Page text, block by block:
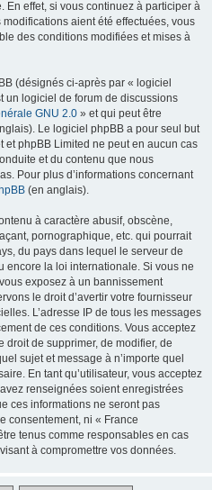
En effet, si vous continuez à participer à
aient été effectuées, vous
des conditions modifiées et mises à
(désignés ci-après par « logiciel
un logiciel de forum de discussions
GNU 2.0 » et qui peut être
Le logiciel phpBB a pour seul but
phpBB Limited ne peut en aucun cas
et du contenu que nous
Pour plus d’informations concernant
(en anglais).
à caractère abusif, obscène,
pornographique, etc. qui pourrait
du pays dans lequel le serveur de
encore la loi internationale. Si vous ne
exposez à un bannissement
le droit d’avertir votre fournisseur
L’adresse IP de tous les messages
de ces conditions. Vous acceptez
droit de supprimer, de modifier, de
sujet et message à n’importe quel
En tant qu’utilisateur, vous acceptez
renseignées soient enregistrées
ces informations ne seront pas
consentement, ni « France
tenus comme responsables en cas
à compromettre vos données.